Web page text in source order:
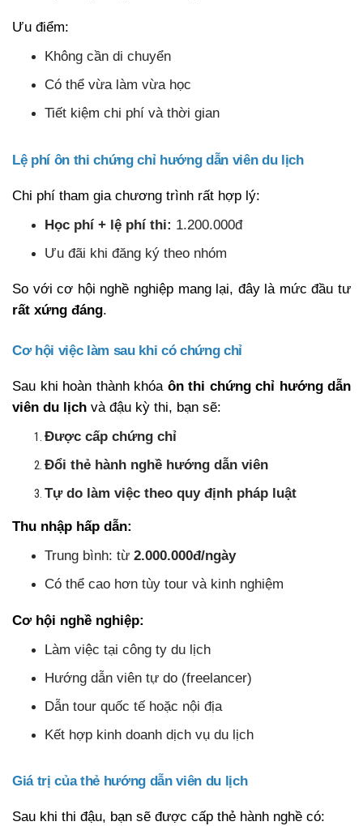
Ưu điểm:
Không cần di chuyển
Có thể vừa làm vừa học
Tiết kiệm chi phí và thời gian
Lệ phí ôn thi chứng chỉ hướng dẫn viên du lịch
Chi phí tham gia chương trình rất hợp lý:
Học phí + lệ phí thi: 1.200.000đ
Ưu đãi khi đăng ký theo nhóm
So với cơ hội nghề nghiệp mang lại, đây là mức đầu tư
rất xứng đáng.
Cơ hội việc làm sau khi có chứng chỉ
Sau khi hoàn thành khóa ôn thi chứng chỉ hướng dẫn
viên du lịch và đậu kỳ thi, bạn sẽ:
Được cấp chứng chỉ
Đổi thẻ hành nghề hướng dẫn viên
Tự do làm việc theo quy định pháp luật
Thu nhập hấp dẫn:
Trung bình: từ 2.000.000đ/ngày
Có thể cao hơn tùy tour và kinh nghiệm
Cơ hội nghề nghiệp:
Làm việc tại công ty du lịch
Hướng dẫn viên tự do (freelancer)
Dẫn tour quốc tế hoặc nội địa
Kết hợp kinh doanh dịch vụ du lịch
Giá trị của thẻ hướng dẫn viên du lịch
Sau khi thi đậu, bạn sẽ được cấp thẻ hành nghề có: